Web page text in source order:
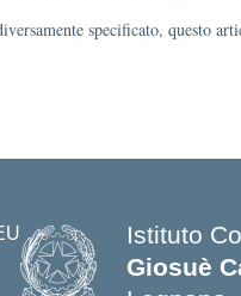
specificato, questo
Istituto
Giosuè